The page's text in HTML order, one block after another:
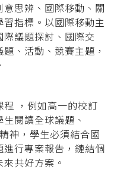
思辨、國際移動、關
指標。以國際移動主
議題探討、國際交
、活動、競賽主題，
，例如高一的校訂
閱讀全球議題、
神，學生必須結合國
行專案報告，鏈結個
共好方案。